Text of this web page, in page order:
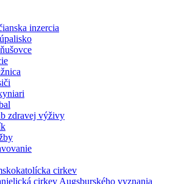
inzercia
zdravej výživy
cirkev
cirkev Augsburského vyznania